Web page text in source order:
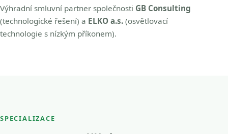
Výhradní smluvní partner společnosti GB Consulting
(technologické řešení) a ELKO a.s. (osvětlovací
technologie s nízkým příkonem).
SPECIALIZACE